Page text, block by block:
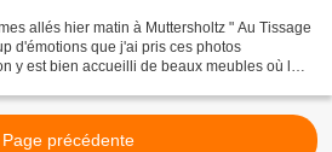
allés hier matin à Muttersholtz " Au Tissage
d'émotions que j'ai pris ces photos
y est bien accueilli de beaux meubles où le
précédente